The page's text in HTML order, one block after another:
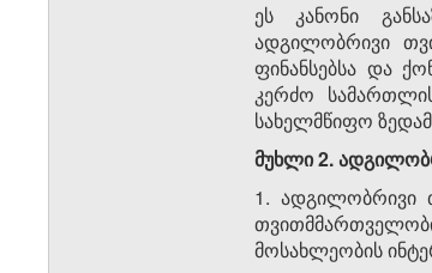
ეს კანონი
ადგილობრივი
ფინანსებსა და
კერძო
სახელმწიფო
მუხლი 2.
1. ადგილობრივი
მოსახლეობის